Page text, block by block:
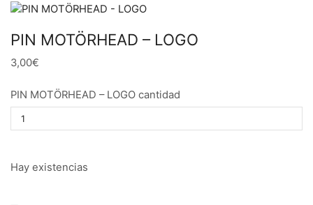
PIN MOTÖRHEAD – LOGO
3,00€
PIN MOTÖRHEAD – LOGO cantidad
Hay existencias